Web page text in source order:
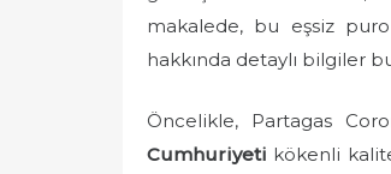
o
n
makalede, bu eşsiz
hakkında detaylı bilgiler
Öncelikle, Partagas
Cumhuriyeti kökenli